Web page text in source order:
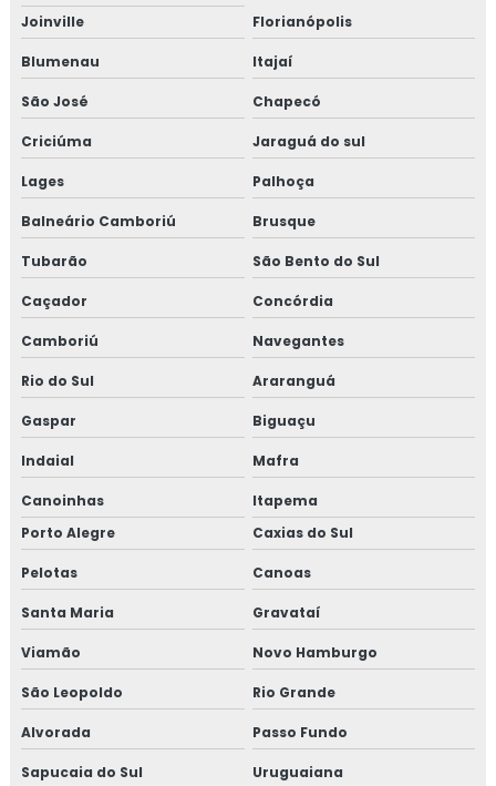
Joinville
Florianópolis
Blumenau Itajaí
São José Chapecó
Criciúma Jaraguá do sul
Lages Palhoça
Balneário Camboriú Brusque
Tubarão São Bento do Sul
Caçador Concórdia
Camboriú Navegantes
Rio do Sul Araranguá
Gaspar Biguaçu
Indaial Mafra
Canoinhas
Itapema
Porto Alegre
Caxias do Sul
Pelotas Canoas
Santa Maria Gravataí
Viamão Novo Hamburgo
São Leopoldo Rio Grande
Alvorada Passo Fundo
Sapucaia do Sul Uruguaiana